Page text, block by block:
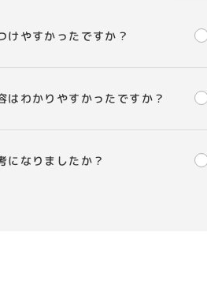
けやすかったですか？
はわかりやすかったですか？
になりましたか？